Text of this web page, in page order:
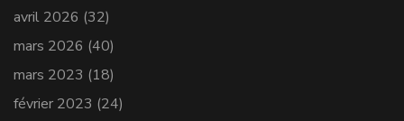
avril 2026 (32)
mars 2026 (40)
mars 2023 (18)
février 2023 (24)